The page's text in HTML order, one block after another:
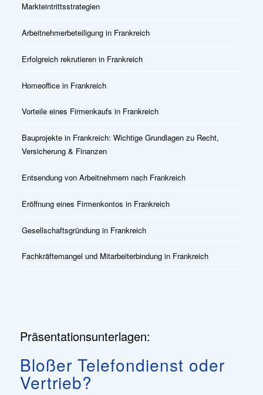
Markteintrittsstrategien
Arbeitnehmerbeteiligung in Frankreich
Erfolgreich rekrutieren in Frankreich
Homeoffice in Frankreich
Vorteile eines Firmenkaufs in Frankreich
Bauprojekte in Frankreich: Wichtige Grundlagen zu Recht,
Versicherung & Finanzen
Entsendung von Arbeitnehmern nach Frankreich
Eröffnung eines Firmenkontos in Frankreich
Gesellschaftsgründung in Frankreich
Fachkräftemangel und Mitarbeiterbindung in Frankreich
Präsentationsunterlagen:
Bloßer Telefondienst oder
Vertrieb?